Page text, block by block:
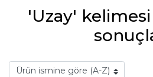
'Uzay'